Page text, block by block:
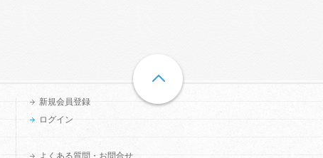
新規会員登録
ログイン
よくある質問・お問合せ